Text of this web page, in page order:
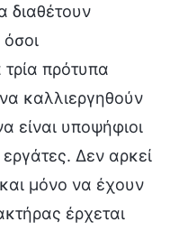
διαθέτουν
πρότυπα
καλλιεργηθούν
είναι υποψήφιοι
Δεν αρκεί
μόνο να έχουν
έρχεται